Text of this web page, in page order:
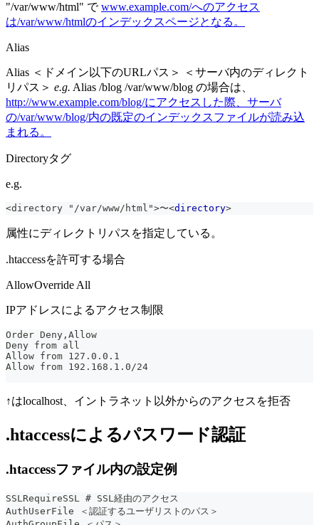
"/var/www/html" でwww.example.com/へのアクセス
は/var/www/htmlのインデックスページとなる。
Alias
Alias ＜ドメイン以下のURLパス＞ ＜サーバ内のディレクト
リパス＞ e.g. Alias /blog /var/www/blog の場合は、
http://www.example.com/blog/にアクセスした際、サーバ
の/var/www/blog/内の既定のインデックスファイルが読み込
まれる。
Directoryタグ
e.g.
<directory "/var/www/html">〜<directory>
属性にディレクトリパスを指定している。
.htaccessを許可する場合
AllowOverride All
IPアドレスによるアクセス制限
Order Deny,Allow
Deny from all
Allow from 127.0.0.1
Allow from 192.168.1.0/24
↑はlocalhost、イントラネット以外からのアクセスを拒否
.htaccessによるパスワード認証
.htaccessファイル内の設定例
SSLRequireSSL # SSL経由のアクセス
AuthUserFile ＜認証するユーザリストのパス＞